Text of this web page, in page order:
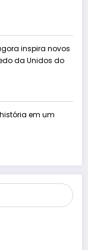
inspira novos
da Unidos do
em um